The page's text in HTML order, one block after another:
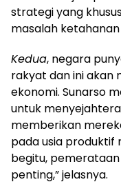
strategi yang
masalah ketahanan
Kedua, negara
rakyat dan ini akan
ekonomi. Sunarso
untuk
memberikan
pada usia produktif
begitu,
penting,” jelasnya.